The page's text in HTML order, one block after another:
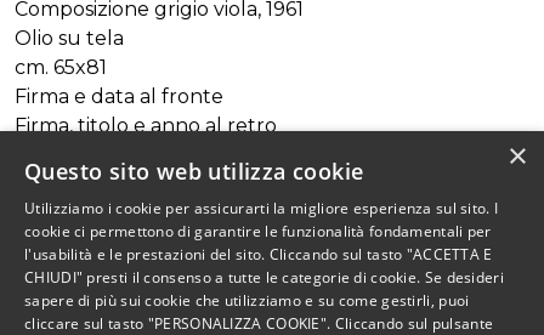
Composizione grigio viola, 1961
Olio su tela
cm. 65x81
Firma e data al fronte
Firma, titolo e anno al retro
PROVENIENZA
Finarte, Milano
Asta 866 Giugno 1993
Lotto 138
×
Questo sito web utilizza cookie
Utilizziamo i cookie per assicurarti la migliore esperienza sul sito. I
cookie ci permettono di garantire le funzionalità fondamentali per
l'usabilità e le prestazioni del sito. Cliccando sul tasto "ACCETTA E
CHIUDI" presti il consenso a tutte le categorie di cookie. Se desideri
sapere di più sui cookie che utilizziamo e su come gestirli, puoi
cliccare sul tasto "PERSONALIZZA COOKIE". Cliccando sul pulsante